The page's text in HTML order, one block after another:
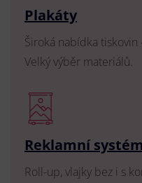
Plakáty
Široká nabídka
Velký výběr materiálů.
Reklamní
Roll-up, vlajky bez i s